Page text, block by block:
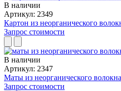
В наличии
Артикул: 2349
Картон из неорганического
Запрос стоимости
В наличии
Артикул: 2347
Маты из неорганического
Запрос стоимости